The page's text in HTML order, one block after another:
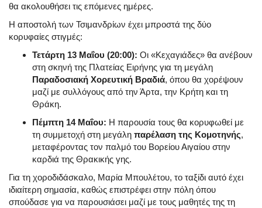
θα ακολουθήσει τις επόμενες ημέρες.
Η αποστολή των Τσιμανδρίων έχει μπροστά της δύο
κορυφαίες στιγμές:
Τετάρτη 13 Μαΐου (20:00): Οι «Κεχαγιάδες» θα ανέβουν
στη σκηνή της Πλατείας Ειρήνης για τη μεγάλη
Παραδοσιακή Χορευτική Βραδιά, όπου θα χορέψουν
μαζί με συλλόγους από την Άρτα, την Κρήτη και τη
Θράκη.
Πέμπτη 14 Μαΐου: Η παρουσία τους θα κορυφωθεί με
τη συμμετοχή στη μεγάλη παρέλαση της Κομοτηνής,
μεταφέροντας τον παλμό του Βορείου Αιγαίου στην
καρδιά της Θρακικής γης.
Για τη χοροδιδάσκαλο, Μαρία Μπουλέτου, το ταξίδι αυτό έχει
ιδιαίτερη σημασία, καθώς επιστρέφει στην πόλη όπου
σπούδασε για να παρουσιάσει μαζί με τους μαθητές της τη